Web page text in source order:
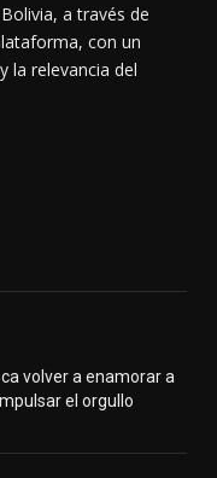
a través de
con un
la relevancia del
volver a enamorar a
el orgullo